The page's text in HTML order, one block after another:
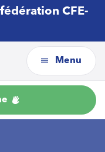
CFE-
Menu